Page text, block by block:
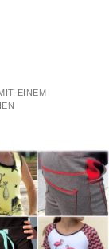
EINEM